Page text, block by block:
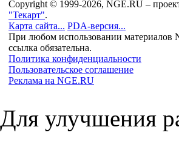
Copyright © 1999-2026, NGE.RU –
"Текарт".
Карта сайта... PDA-версия...
При любом использовании материалов
ссылка обязательна.
Политика конфиденциальности
Пользовательское соглашение
Реклама на NGE.RU
Для улучшения